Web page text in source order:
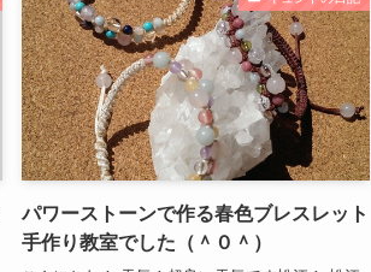
パワーストーンで作る春色ブレスレット
手作り教室でした（＾０＾）